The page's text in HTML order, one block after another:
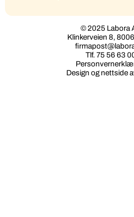
© 2025 Labora
Klinkerveien 8,
Tlf. 75 56 63
Design og nettside